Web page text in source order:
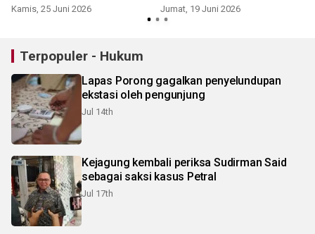
Kamis, 25 Juni 2026 Jumat, 19 Juni 2026
Terpopuler - Hukum
Lapas Porong gagalkan penyelundupan
ekstasi oleh pengunjung
Jul 14th
Kejagung kembali periksa Sudirman Said
sebagai saksi kasus Petral
Jul 17th